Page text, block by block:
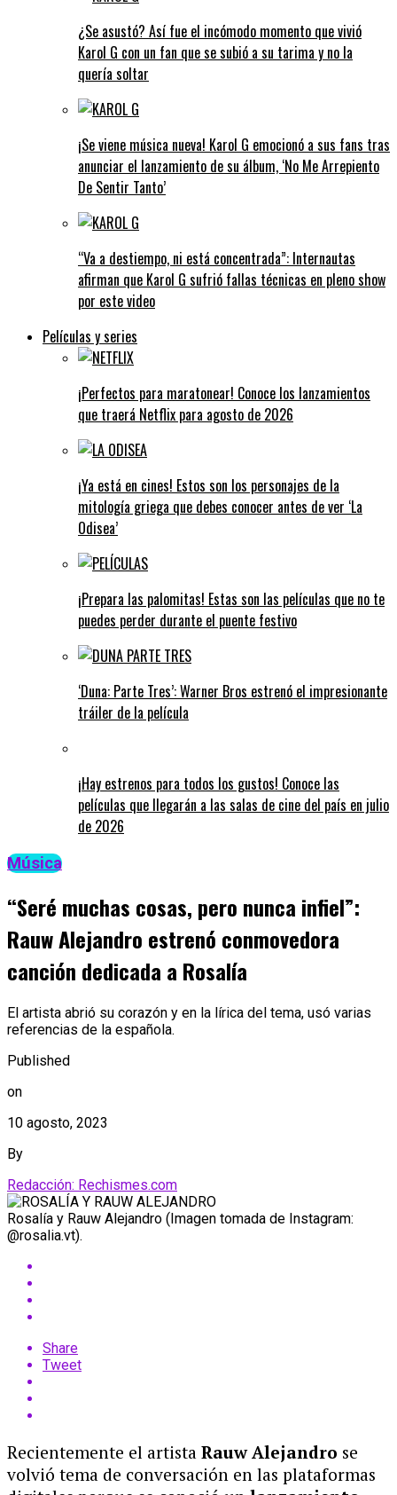
¿Se asustó? Así fue el incómodo momento que vivió
Karol G con un fan que se subió a su tarima y no la
quería soltar
¡Se viene música nueva! Karol G emocionó a sus fans tras
anunciar el lanzamiento de su álbum, ‘No Me Arrepiento
De Sentir Tanto’
“Va a destiempo, ni está concentrada”: Internautas
afirman que Karol G sufrió fallas técnicas en pleno show
por este video
Películas y series
¡Perfectos para maratonear! Conoce los lanzamientos
que traerá Netflix para agosto de 2026
¡Ya está en cines! Estos son los personajes de la
mitología griega que debes conocer antes de ver ‘La
Odisea’
¡Prepara las palomitas! Estas son las películas que no te
puedes perder durante el puente festivo
‘Duna: Parte Tres’: Warner Bros estrenó el impresionante
tráiler de la película
¡Hay estrenos para todos los gustos! Conoce las
películas que llegarán a las salas de cine del país en julio
de 2026
Música
“Seré muchas cosas, pero nunca infiel”:
Rauw Alejandro estrenó conmovedora
canción dedicada a Rosalía
El artista abrió su corazón y en la lírica del tema, usó varias
referencias de la española.
Published
on
10 agosto, 2023
By
Redacción: Rechismes.com
Rosalía y Rauw Alejandro (Imagen tomada de Instagram:
@rosalia.vt).
Share
Tweet
Recientemente el artista Rauw Alejandro se
volvió tema de conversación en las plataformas